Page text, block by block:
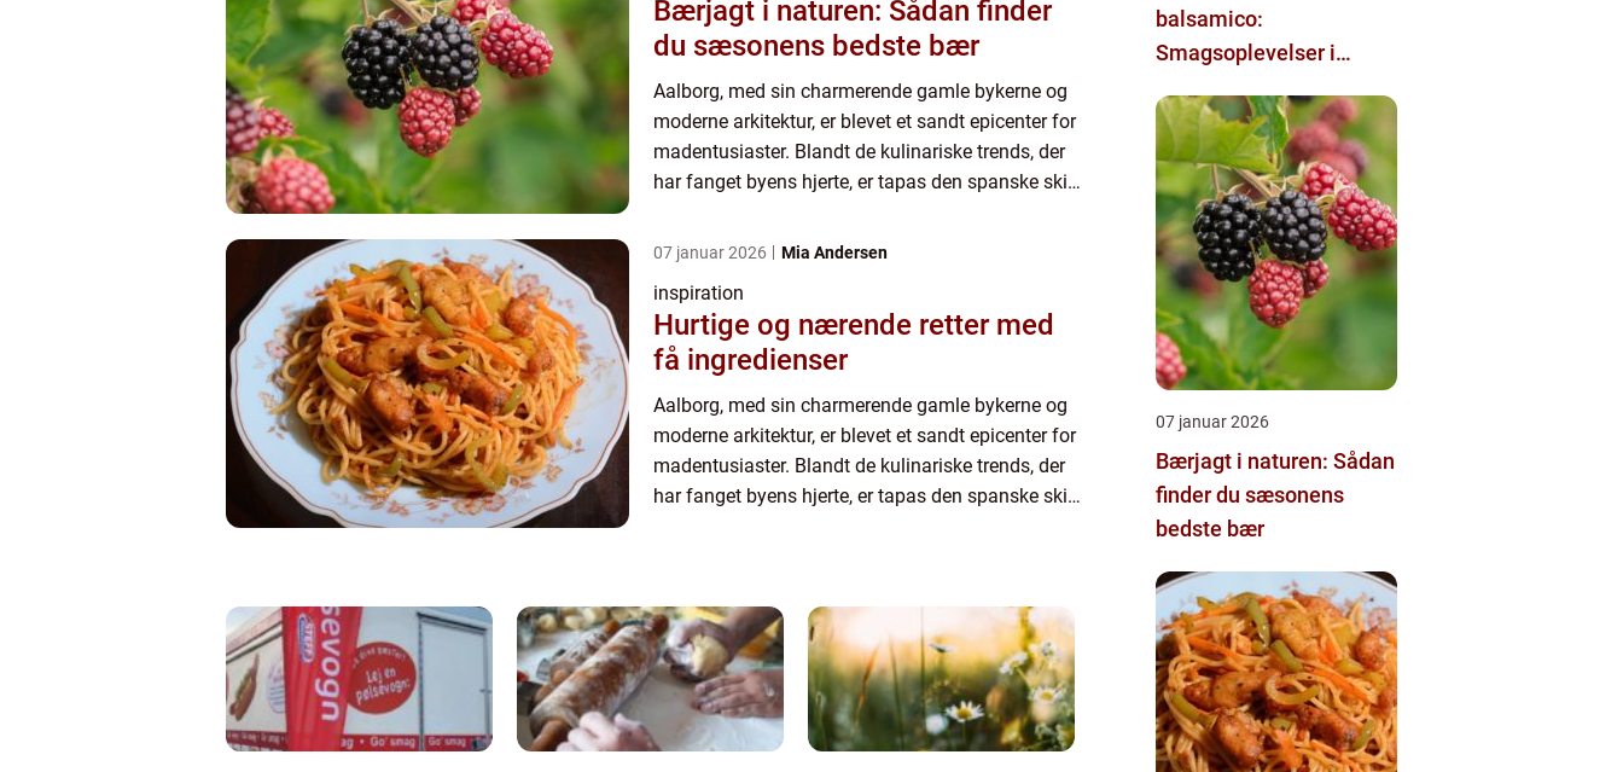
Bærjagt i naturen: Sådan finder
du sæsonens bedste bær
Aalborg, med sin charmerende gamle bykerne og
moderne arkitektur, er blevet et sandt epicenter for
madentusiaster. Blandt de kulinariske trends, der
har fanget byens hjerte, er tapas den spanske skik,
07 januar 2026 Mia Andersen
inspiration
Hurtige og nærende retter med
få ingredienser
Aalborg, med sin charmerende gamle bykerne og
moderne arkitektur, er blevet et sandt epicenter for
madentusiaster. Blandt de kulinariske trends, der
har fanget byens hjerte, er tapas den spanske skik,
balsamico:
Smagsoplevelser i
af
07 januar 2026
Bærjagt i naturen: Sådan
finder du sæsonens
bedste bær